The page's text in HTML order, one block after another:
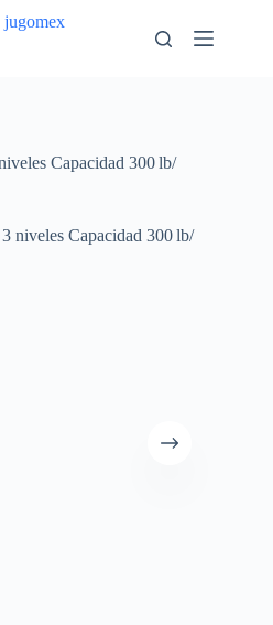
Capacidad 300 lb/